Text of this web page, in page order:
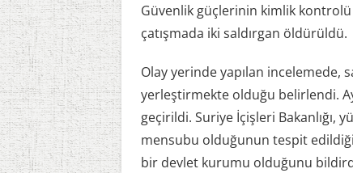
Güvenlik güçlerinin kimlik kontrolü
çatışmada iki saldırgan öldürüldü.
Olay yerinde yapılan incelemede,
yerleştirmekte olduğu belirlendi.
geçirildi. Suriye İçişleri
mensubu olduğunun tespit
bir devlet kurumu olduğunu